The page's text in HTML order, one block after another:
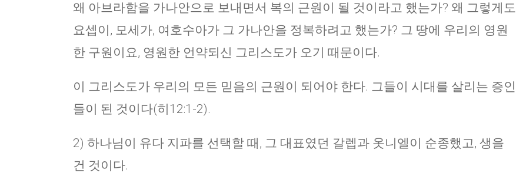
왜 아브라함을 가나안으로 보내면서 복의 근원이 될 것이라고 했는가? 왜 그렇게도
요셉이, 모세가, 여호수아가 그 가나안을 정복하려고 했는가? 그 땅에 우리의 영원
한 구원이요, 영원한 언약되신 그리스도가 오기 때문이다.
이 그리스도가 우리의 모든 믿음의 근원이 되어야 한다. 그들이 시대를 살리는 증인
들이 된 것이다(히12:1-2).
2) 하나님이 유다 지파를 선택할 때, 그 대표였던 갈렙과 옷니엘이 순종했고, 생을
건 것이다.